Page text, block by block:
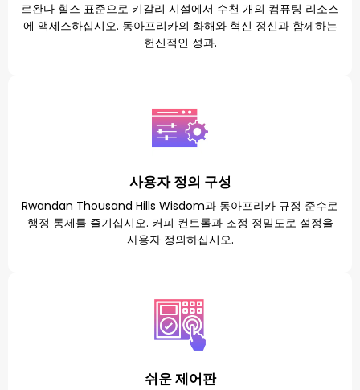
르완다 힐스 표준으로 키갈리 시설에서 수천 개의 컴퓨팅 리소스
에 액세스하십시오. 동아프리카의 화해와 혁신 정신과 함께하는
헌신적인 성과.
사용자 정의 구성
Rwandan Thousand Hills Wisdom과 동아프리카 규정 준수로
행정 통제를 즐기십시오. 커피 컨트롤과 조정 정밀도로 설정을
사용자 정의하십시오.
쉬운 제어판